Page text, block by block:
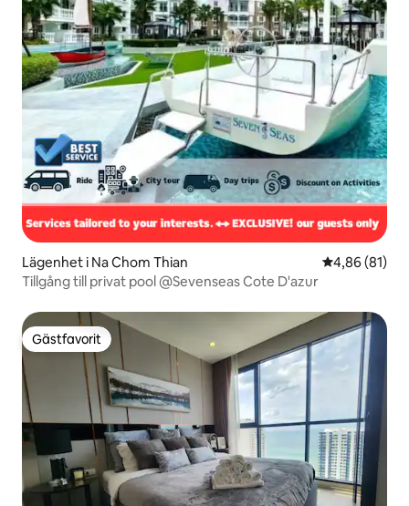
Lägenhet i Na Chom Thian 4,86 av 5 i
4,86 (81)
Tillgång till privat pool @Sevenseas Cote D'azur
Gästfavorit
Gästfavorit